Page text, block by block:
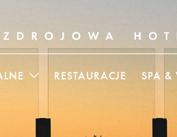
RESTAURACJE SPA &